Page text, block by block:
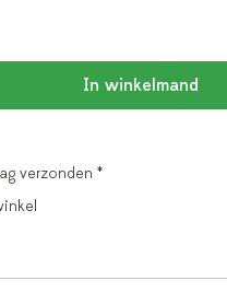
In winkelmand
verzonden *